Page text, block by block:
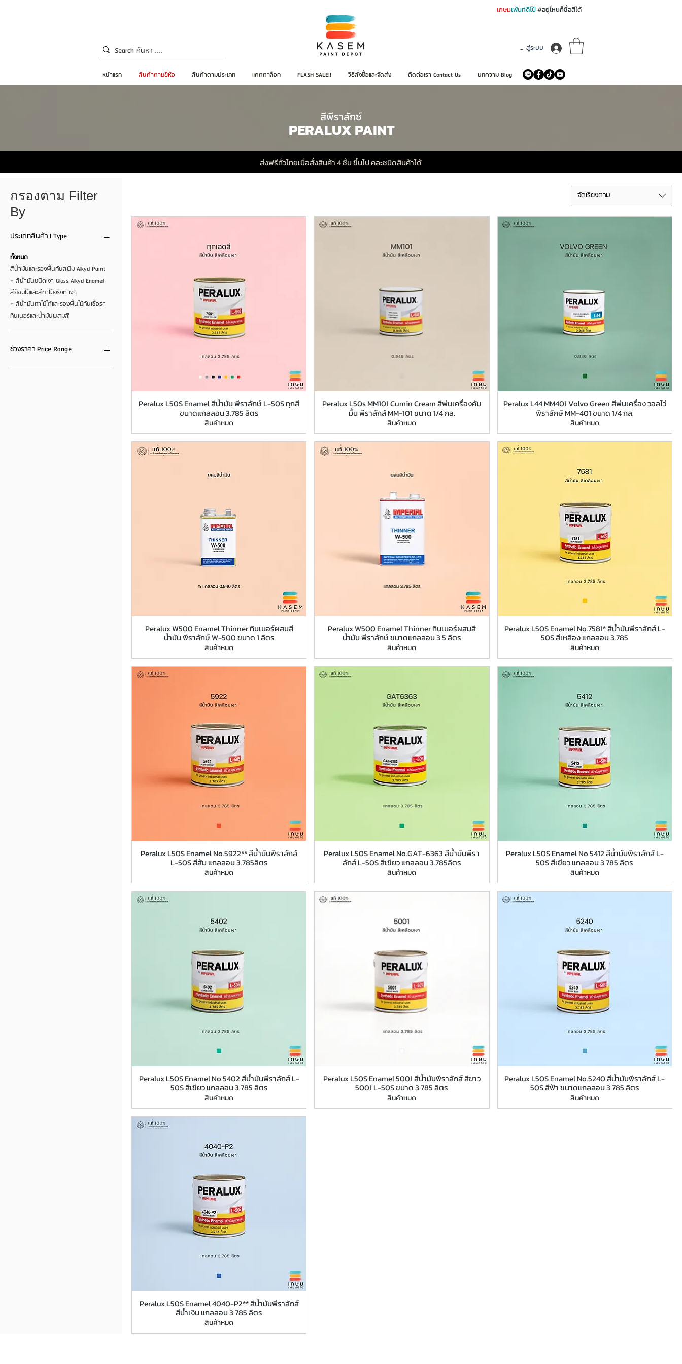
เกษมเพ้นท์ดีโป้#อยู่ไหนก็ซื้อสีได้
เข้าสู่ระบบ
หน้าแรก สินค้าตามยี่ห้อ สินค้าตามประเภท แคตตาล็อก FLASH SALE!! วิธีสั่งซื้อและจัดส่ง ติดต่อเรา Contact Us บทความ Blog
สีพีราลักซ์
PERALUX PAINT
ส่งฟรีทั่วไทยเมื่อสั่งสินค้า 4 ชิ้น ขึ้นไป คละชนิดสินค้าได้
กรองตาม Filter
By
ประเภทสินค้า I Type
ทั้งหมด
สีน้ำมันและรองพื้นกันสนิม Alkyd Paint
+ สีน้ำมันชนิดเงา Gloss Alkyd Enamel
สีย้อมไม้และสีทาไม้จริงต่างๆ
+ สีน้ำมันทาไม้ได้และรองพื้นไม้กันเชื้อรา
ทินเนอร์และน้ำมันผสมสี
ช่วงราคา Price Range
จัดเรียงตาม
Peralux L50S Enamel สีน้ำมัน พีราลักษ์ L-50S ทุกสี
ขนาดแกลลอน 3.785 ลิตร
สินค้าหมด
Peralux L50s MM101 Cumin Cream สีพ่นเครื่องคัม
มิ้น พีราลักส์ MM-101 ขนาด 1/4 กล.
สินค้าหมด
Peralux L44 MM401 Volvo Green สีพ่นเครื่อง วอลโว่
พีราลักษ์ MM-401 ขนาด 1/4 กล.
สินค้าหมด
Peralux W500 Enamel Thinner ทินเนอร์ผสมสี
น้ำมัน พีราลักษ์ W-500 ขนาด 1 ลิตร
สินค้าหมด
Peralux W500 Enamel Thinner ทินเนอร์ผสมสี
น้ำมัน พีราลักษ์ ขนาดแกลลอน 3.5 ลิตร
สินค้าหมด
Peralux L50S Enamel No.7581* สีน้ำมันพีราลักส์ L-
50S สีเหลือง แกลลอน 3.785
สินค้าหมด
Peralux L50S Enamel No.5922** สีน้ำมันพีราลักส์
L-50S สีส้ม แกลลอน 3.785ลิตร
สินค้าหมด
Peralux L50S Enamel No.GAT-6363 สีน้ำมันพีรา
ลักส์ L-50S สีเขียว แกลลอน 3.785ลิตร
สินค้าหมด
Peralux L50S Enamel No.5412 สีน้ำมันพีราลักส์ L-
50S สีเขียว แกลลอน 3.785 ลิตร
สินค้าหมด
Peralux L50S Enamel No.5402 สีน้ำมันพีราลักส์ L-
50S สีเขียว แกลลอน 3.785 ลิตร
สินค้าหมด
Peralux L50S Enamel 5001 สีน้ำมันพีราลักส์ สีขาว
5001 L-50S ขนาด 3.785 ลิตร
สินค้าหมด
Peralux L50S Enamel No.5240 สีน้ำมันพีราลักส์ L-
50S สีฟ้า ขนาดแกลลอน 3.785 ลิตร
สินค้าหมด
Peralux L50S Enamel 4040-P2** สีน้ำมันพีราลักส์
สีน้ำเงิน แกลลอน 3.785 ลิตร
สินค้าหมด